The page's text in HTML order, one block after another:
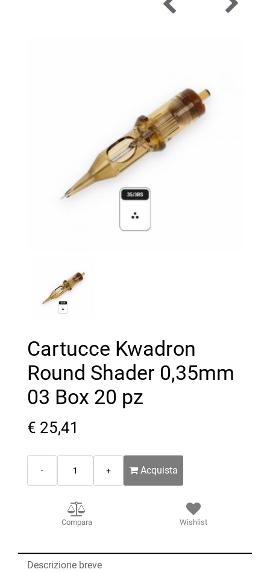
Cartucce Kwadron
Round Shader 0,35mm
03 Box 20 pz
€ 25,41
Acquista
Compara Wishlist
Descrizione breve